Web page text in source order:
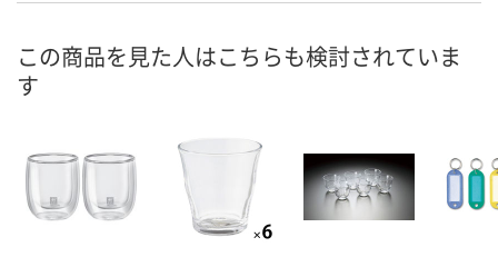
8月11日（火）
カゴへ
この商品を見た人はこちらも検討されていま
す